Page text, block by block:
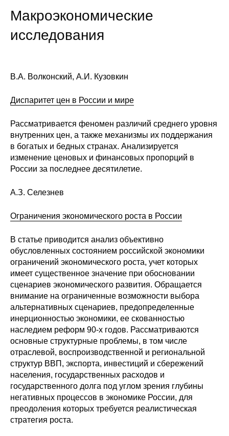
Информация для авторов
Общие требования
Выпуски
Редакционная этика
Информация для авторов
Общие требования
Стандарты оформления
Семинары
Энергетический семинар
Российско-французский семинар
ЦДУ
Отрасли и регионы
Inforum
Ученый совет
Макроэкономические
исследования
В.А. Волконский, А.И. Кузовкин
Диспаритет цен в России и мире
Рассматривается феномен различий среднего уровня
внутренних цен, а также механизмы их поддержания
в богатых и бедных странах. Анализируется
изменение ценовых и финансовых пропорций в
России за последнее десятилетие.
А.З. Селезнев
Ограничения экономического роста в России
В статье приводится анализ объективно
обусловленных состоянием российской экономики
ограничений экономического роста, учет которых
имеет существенное значение при обосновании
сценариев экономического развития. Обращается
внимание на ограниченные возможности выбора
альтернативных сценариев, предопределенные
инерционностью экономики, ее скованностью
наследием реформ 90-х годов. Рассматриваются
основные структурные проблемы, в том числе
отраслевой, воспроизводственной и региональной
структур ВВП, экспорта, инвестиций и сбережений
населения, государственных расходов и
государственного долга под углом зрения глубины
негативных процессов в экономике России, для
преодоления которых требуется реалистическая
стратегия роста.